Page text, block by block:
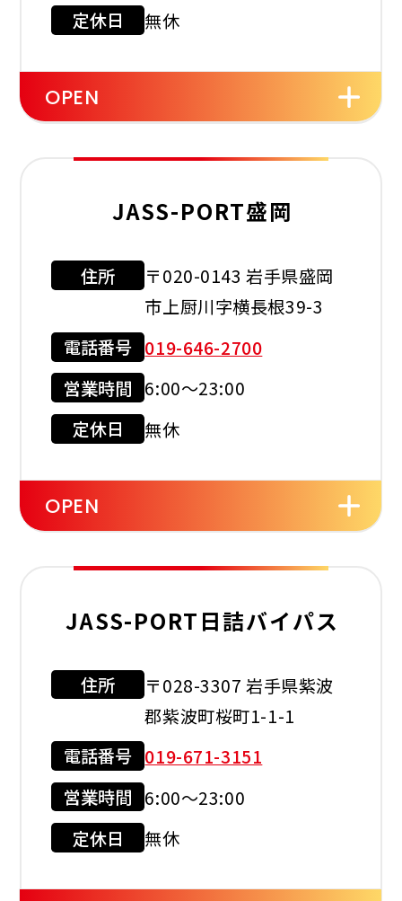
セルフ 洗車機 灯油配達
定休日
無休
利用可能カード
クレジットカード
セルフ 洗車機
OPEN
JASS-PORT盛岡
住所
〒020-0143 岩手県盛岡
市上厨川字横長根39-3
電話番号 019-646-2700
営業時間 6:00～23:00
定休日
無休
利用可能カード
クレジットカード
OPEN
JASS-PORT日詰バイパス
住所
〒028-3307 岩手県紫波
郡紫波町桜町1-1-1
電話番号 019-671-3151
営業時間 6:00～23:00
定休日
無休